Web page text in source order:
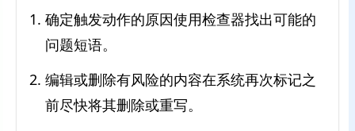
确定触发动作的原因使用检查器找出可能的
问题短语。
编辑或删除有风险的内容在系统再次标记之
前尽快将其删除或重写。